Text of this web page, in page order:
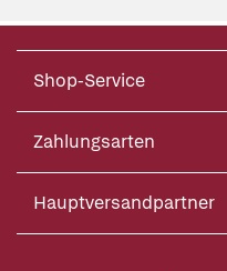
Shop-Service
Zahlungsarten
Hauptversandpartner